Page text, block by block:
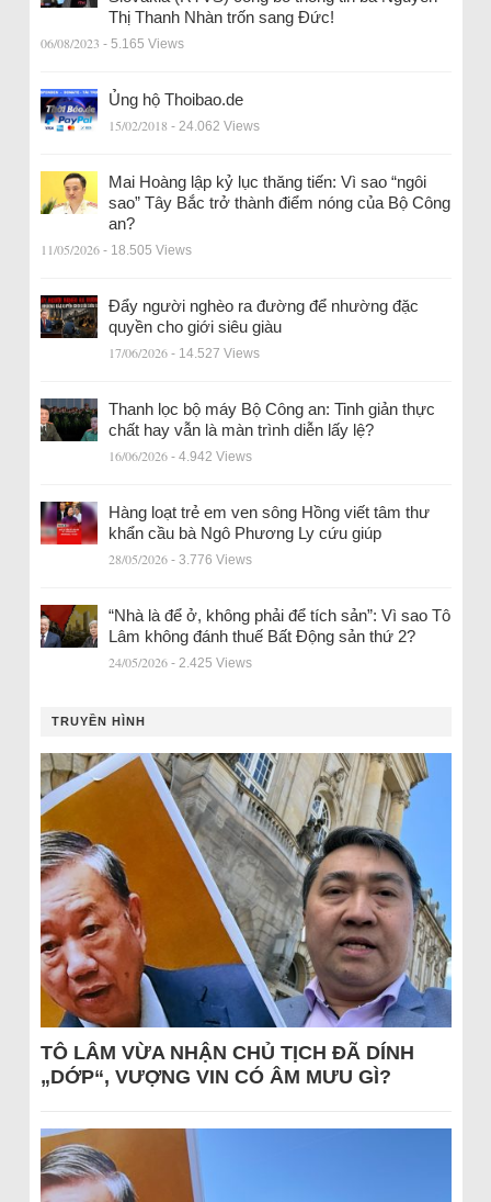
Thị Thanh Nhàn trốn sang Đức!
06/08/2023 - 5.165 Views
Ủng hộ Thoibao.de
15/02/2018 - 24.062 Views
Mai Hoàng lập kỷ lục thăng tiến: Vì sao “ngôi
sao” Tây Bắc trở thành điểm nóng của Bộ Công
an?
11/05/2026 - 18.505 Views
Đẩy người nghèo ra đường để nhường đặc
quyền cho giới siêu giàu
17/06/2026 - 14.527 Views
Thanh lọc bộ máy Bộ Công an: Tinh giản thực
chất hay vẫn là màn trình diễn lấy lệ?
16/06/2026 - 4.942 Views
Hàng loạt trẻ em ven sông Hồng viết tâm thư
khẩn cầu bà Ngô Phương Ly cứu giúp
28/05/2026 - 3.776 Views
“Nhà là để ở, không phải để tích sản”: Vì sao Tô
Lâm không đánh thuế Bất Động sản thứ 2?
24/05/2026 - 2.425 Views
TRUYỀN HÌNH
TÔ LÂM VỪA NHẬN CHỦ TỊCH ĐÃ DÍNH
„DỚP“, VƯỢNG VIN CÓ ÂM MƯU GÌ?